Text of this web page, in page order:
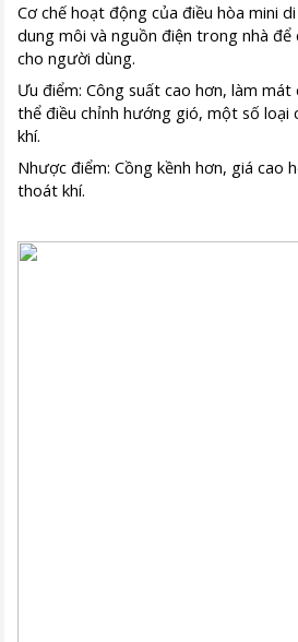
Cơ chế hoạt động của điều hòa mini
dung môi và nguồn điện trong nhà
cho người dùng.
Ưu điểm: Công suất cao hơn, làm
thể điều chỉnh hướng gió, một số loại
khí.
Nhược điểm: Cồng kềnh hơn, giá cao
thoát khí.